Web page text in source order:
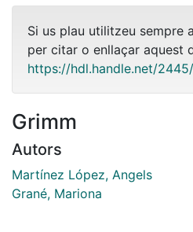
Si us plau utilitzeu sempre
per citar o enllaçar aquest
https://hdl.handle.net/
Grimm
Autors
Martínez López, Angels
Grané, Mariona